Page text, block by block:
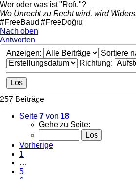
Wer oder was ist "Rofu"?
Wo Unrecht zu Recht wird, wird
#FreeBaud #FreeDoğru
Nach oben
Antworten
Anzeigen:
Sortiere
Richtung:
257 Beiträge
Seite 7 von 18
Gehe zu Seite:
Vorherige
1
…
5